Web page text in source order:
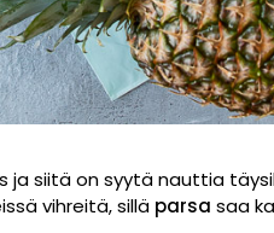
siitä on syytä nauttia
vihreitä, sillä parsa saa